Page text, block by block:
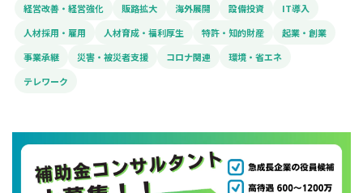
経営改善・経営強化 販路拡大 海外展開 設備投資
IT導入
人材採用・雇用
人材育成・福利厚生 特許・知的財産
起業・創業
事業承継
災害・被災者支援 コロナ関連
環境・省エネ
テレワーク